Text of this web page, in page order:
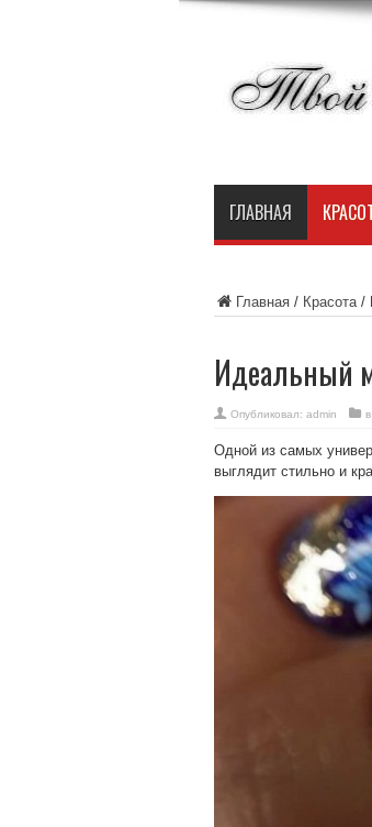
ГЛАВНАЯ
Главная/ Красота/
Идеальный
Опубликовал: admin в
Одной из самых
выглядит стильно и